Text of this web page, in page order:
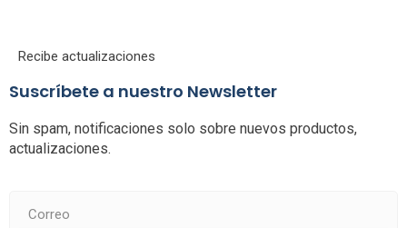
Recibe actualizaciones
Suscríbete a nuestro Newsletter
Sin spam, notificaciones solo sobre nuevos productos,
actualizaciones.